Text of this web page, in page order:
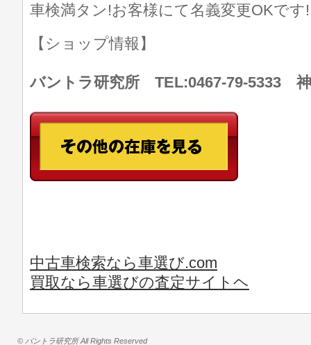
車検満タン!お客様にて名義変更OKです!
【ショップ情報】
バントラ研究所 TEL:0467-79-5333 神
中古車検索なら車選び.com
買取なら車選びの査定サイトヘ
© バントラ研究所 All Rights Reserved